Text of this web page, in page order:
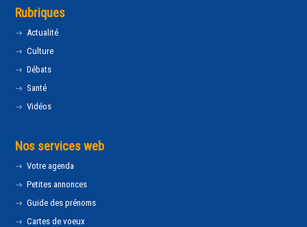
Rubriques
Actualité
Culture
Débats
Santé
Vidéos
Nos services web
Votre agenda
Petites annonces
Guide des prénoms
Cartes de voeux